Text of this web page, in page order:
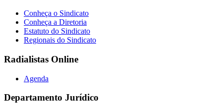
Conheça o Sindicato
Conheça a Diretoria
Estatuto do Sindicato
Regionais do Sindicato
Radialistas Online
Agenda
Departamento Jurídico